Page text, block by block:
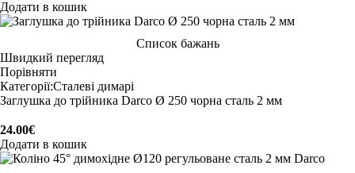
Додати в кошик
Список бажань
Швидкий перегляд
Порівняти
Категорії:Сталеві димарі
Заглушка до трійника Darco Ø 250 чорна сталь 2 мм
24.00€
Додати в кошик